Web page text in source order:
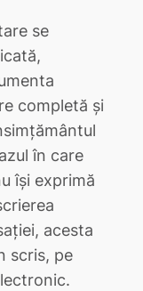
se
completă şi
în care
îşi exprimă
acesta
scris, pe